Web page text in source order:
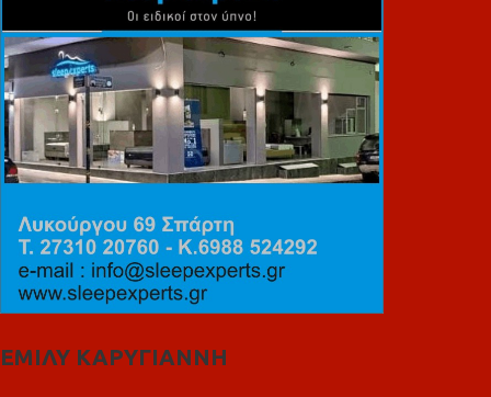
ΕΜΙΛΥ ΚΑΡΥΓΙΑΝΝΗ